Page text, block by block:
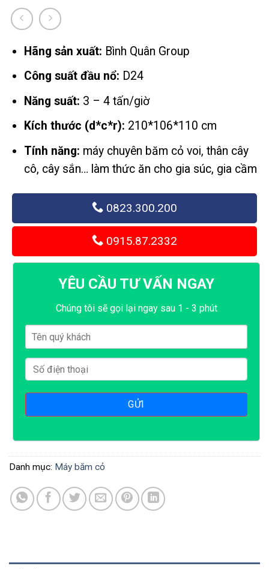
Hãng sản xuất: Bình Quân Group
Công suất đầu nổ: D24
Năng suất: 3 – 4 tấn/giờ
Kích thước (d*c*r): 210*106*110 cm
Tính năng: máy chuyên băm cỏ voi, thân cây
cô, cây sắn… làm thức ăn cho gia súc, gia cầm
0823.300.200
0915.87.2332
YÊU CẦU TƯ VẤN NGAY
Chúng tôi sẽ gọi lại ngay sau 1 - 3 phút
Danh mục: Máy băm cỏ